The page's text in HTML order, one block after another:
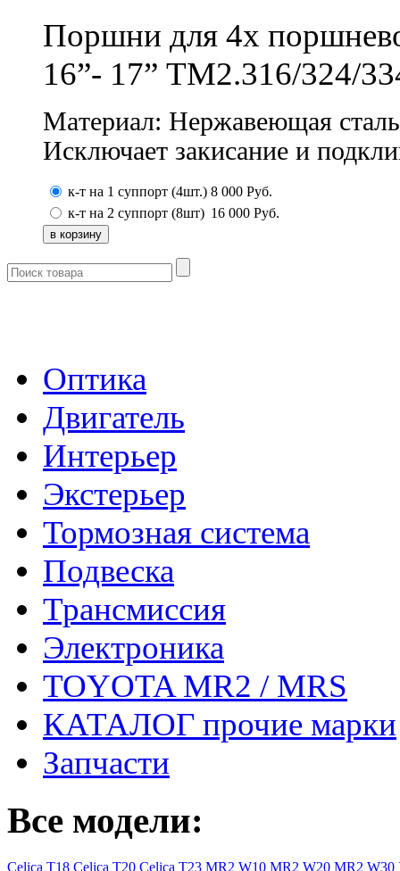
Поршни для 4х
16”- 17” ТМ2.316/324/
Мaтериал: Нержавeющая
Исключает зaкисaниe и
к-т на 1 суппорт (4шт.) 8 000 Руб.
к-т на 2 суппорт (8шт) 16 000 Руб.
Оптика
Двигатель
Интерьер
Экстерьер
Тормозная система
Подвеска
Трансмиссия
Электроника
TOYOTA MR2 / MRS
КАТАЛОГ прочие марки
Запчасти
Все модели:
Celica T18 Celica T20 Celica T23 MR2 W10 MR2 W20 MR2 W30